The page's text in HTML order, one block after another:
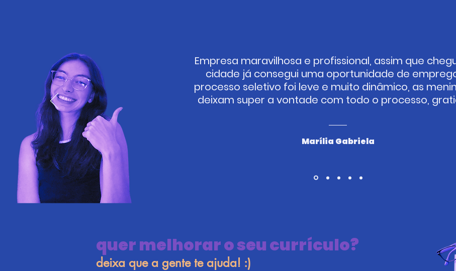
Empresa maravilhosa e profissional, assim que
cidade já consegui uma oportunidade de
processo seletivo foi leve e muito dinâmico, as
deixam super a vontade com todo o processo,
Marília Gabriela
deixa que a gente te ajuda! :)
quer melhorar o seu currículo?